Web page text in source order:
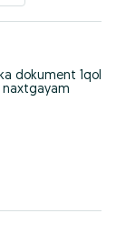
dokument 1qol
naxtgayam